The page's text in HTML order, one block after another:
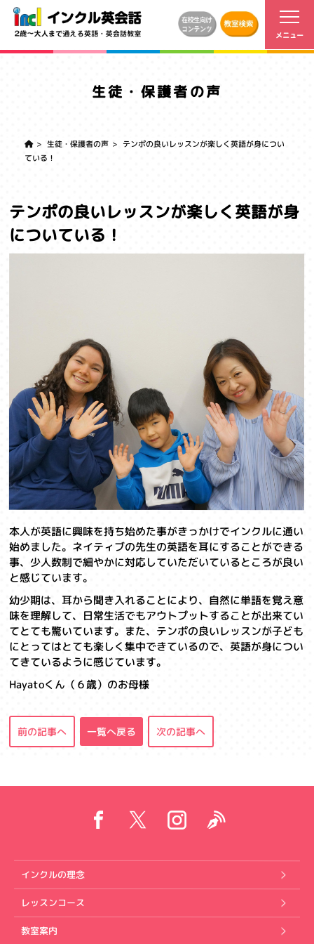
生徒・保護者の声
生徒・保護者の声 テンポの良いレッスンが楽しく英語が身につい
ている！
テンポの良いレッスンが楽しく英語が身
についている！
本人が英語に興味を持ち始めた事がきっかけでインクルに通い
始めました。ネイティブの先生の英語を耳にすることができる
事、少人数制で細やかに対応していただいているところが良い
と感じています。
幼少期は、耳から聞き入れることにより、自然に単語を覚え意
味を理解して、日常生活でもアウトプットすることが出来てい
てとても驚いています。また、テンポの良いレッスンが子ども
にとってはとても楽しく集中できているので、英語が身につい
てきているように感じています。
Hayatoくん（６歳）のお母様
前の記事へ 一覧へ戻る 次の記事へ
インクルの理念
レッスンコース
教室案内